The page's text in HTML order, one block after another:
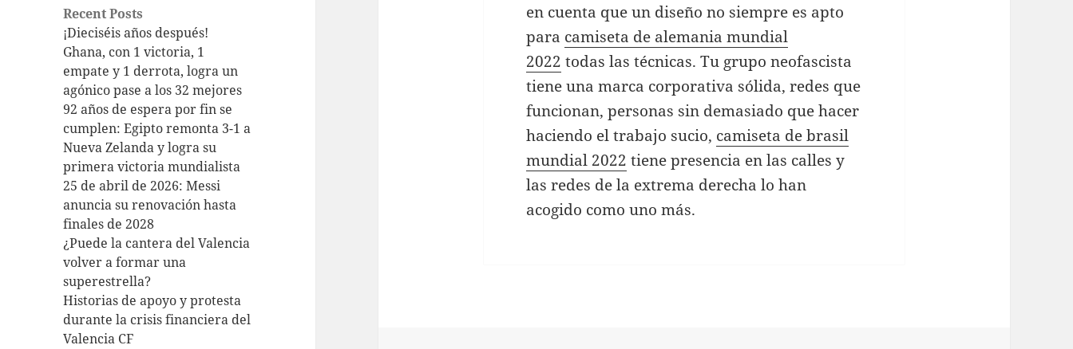
Recent Posts
¡Dieciséis años después!
Ghana, con 1 victoria, 1
empate y 1 derrota, logra un
agónico pase a los 32 mejores
92 años de espera por fin se
cumplen: Egipto remonta 3-1 a
Nueva Zelanda y logra su
primera victoria mundialista
25 de abril de 2026: Messi
anuncia su renovación hasta
finales de 2028
¿Puede la cantera del Valencia
volver a formar una
superestrella?
Historias de apoyo y protesta
durante la crisis financiera del
Valencia CF
en cuenta que un diseño no siempre es apto
para camiseta de alemania mundial
2022 todas las técnicas. Tu grupo neofascista
tiene una marca corporativa sólida, redes que
funcionan, personas sin demasiado que hacer
haciendo el trabajo sucio, camiseta de brasil
mundial 2022 tiene presencia en las calles y
las redes de la extrema derecha lo han
acogido como uno más.